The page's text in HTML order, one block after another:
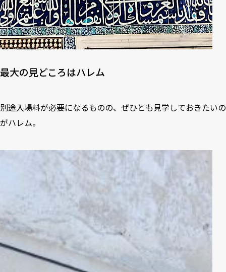
最大の見どころはハレム
別途入場料が必要になるものの、ぜひとも見学しておきたいの
がハレム。